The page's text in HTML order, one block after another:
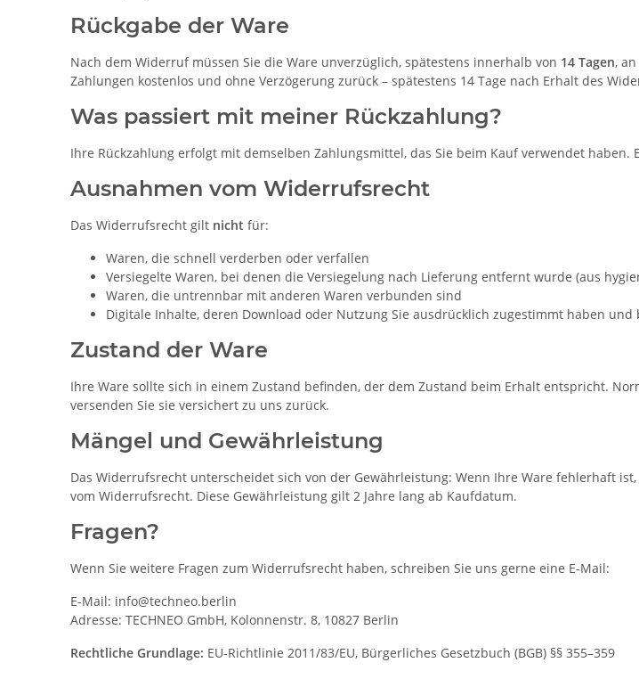
Rückgabe der Ware
Nach dem Widerruf müssen Sie die Ware unverzüglich, spätestens innerhalb von 14 Tagen,
Zahlungen kostenlos und ohne Verzögerung zurück – spätestens 14 Tage nach Erhalt des
Was passiert mit meiner Rückzahlung?
Ihre Rückzahlung erfolgt mit demselben Zahlungsmittel, das Sie beim Kauf verwendet
Ausnahmen vom Widerrufsrecht
Das Widerrufsrecht gilt nicht für:
Waren, die schnell verderben oder verfallen
Versiegelte Waren, bei denen die Versiegelung nach Lieferung entfernt wurde (aus
Waren, die untrennbar mit anderen Waren verbunden sind
Digitale Inhalte, deren Download oder Nutzung Sie ausdrücklich zugestimmt haben
Zustand der Ware
Ihre Ware sollte sich in einem Zustand befinden, der dem Zustand beim Erhalt entspricht.
versenden Sie sie versichert zu uns zurück.
Mängel und Gewährleistung
Das Widerrufsrecht unterscheidet sich von der Gewährleistung: Wenn Ihre Ware fehlerhaft
vom Widerrufsrecht. Diese Gewährleistung gilt 2 Jahre lang ab Kaufdatum.
Fragen?
Wenn Sie weitere Fragen zum Widerrufsrecht haben, schreiben Sie uns gerne eine E-Mail:
E-Mail: info@techneo.berlin
Adresse: TECHNEO GmbH, Kolonnenstr. 8, 10827 Berlin
Rechtliche Grundlage: EU-Richtlinie 2011/83/EU, Bürgerliches Gesetzbuch (BGB) §§ 355–359